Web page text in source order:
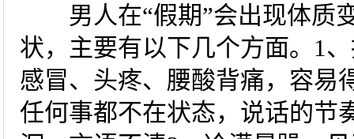
男人在“假期”会出现体质
状，主要有以下几个方面。1
感冒、头疼、腰酸背痛，容易
任何事都不在状态，说话的节